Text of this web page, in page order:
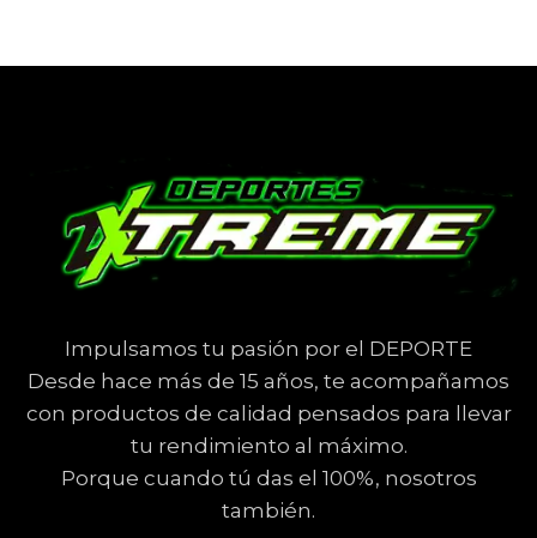
Impulsamos tu pasión por el DEPORTE
Desde hace más de 15 años, te acompañamos
con productos de calidad pensados para llevar
tu rendimiento al máximo.
Porque cuando tú das el 100%, nosotros
también.